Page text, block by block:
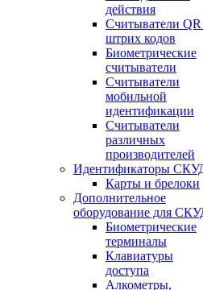
действия
Считыватели
штрих кодов
Биометрические
считыватели
Считыватели
мобильной
идентификации
Считыватели
различных
производителей
Идентификаторы
Карты и брелоки
Дополнительное
оборудование для
Биометрические
терминалы
Клавиатуры
доступа
Алкометры,